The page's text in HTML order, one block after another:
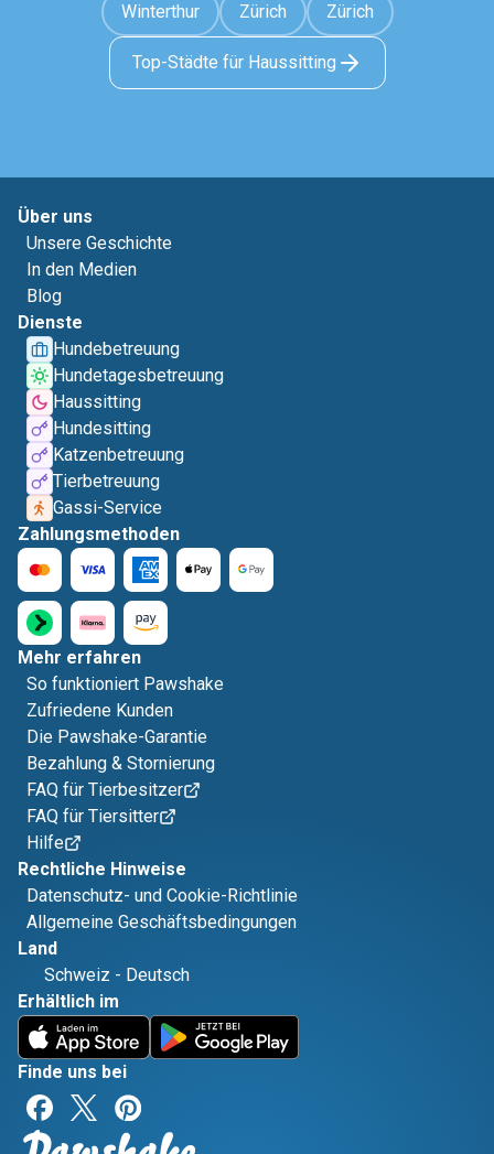
Winterthur Zürich Zürich
Top-Städte für Haussitting
Über uns
Unsere Geschichte
In den Medien
Blog
Dienste
Hundebetreuung
Hundetagesbetreuung
Haussitting
Hundesitting
Katzenbetreuung
Tierbetreuung
Gassi-Service
Zahlungsmethoden
Mehr erfahren
So funktioniert Pawshake
Zufriedene Kunden
Die Pawshake-Garantie
Bezahlung & Stornierung
FAQ für Tierbesitzer
FAQ für Tiersitter
Hilfe
Rechtliche Hinweise
Datenschutz- und Cookie-Richtlinie
Allgemeine Geschäftsbedingungen
Land
Schweiz - Deutsch
Erhältlich im
Finde uns bei